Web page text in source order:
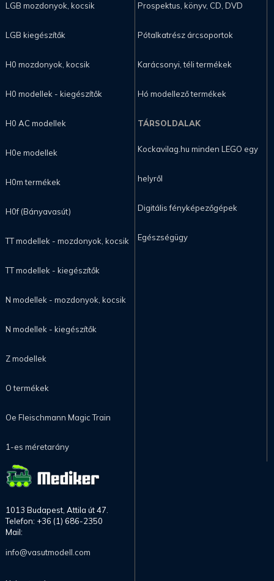
LGB mozdonyok, kocsik
LGB kiegészítők
H0 mozdonyok, kocsik
H0 modellek - kiegészítők
H0 AC modellek
H0e modellek
H0m termékek
H0f (Bányavasút)
TT modellek - mozdonyok, kocsik
TT modellek - kiegészítők
N modellek - mozdonyok, kocsik
N modellek - kiegészítők
Z modellek
O termékek
Oe Fleischmann Magic Train
1-es méretarány
Prospektus, könyv, CD, DVD
Pótalkatrész árcsoportok
Karácsonyi, téli termékek
Hó modellező termékek
TÁRSOLDALAK
Kockavilag.hu minden LEGO egy
helyről
Digitális fényképezőgépek
Egészségügy
1013 Budapest, Attila út 47.
Telefon: +36 (1) 686-2350
Mail:
info@vasutmodell.com